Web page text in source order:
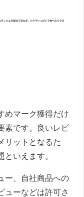
めマーク獲得だけ
素です。良いレビ
リットとなるた
いえます。
ー、自社商品への
ューなどは許可さ